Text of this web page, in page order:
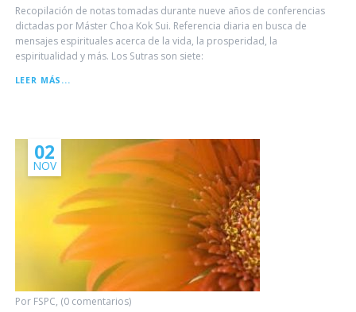
Recopilación de notas tomadas durante nueve años de conferencias
dictadas por Máster Choa Kok Sui. Referencia diaria en busca de
mensajes espirituales acerca de la vida, la prosperidad, la
espiritualidad y más. Los Sutras son siete:
LEER MÁS...
Por FSPC, (0 comentarios)
02
NOV